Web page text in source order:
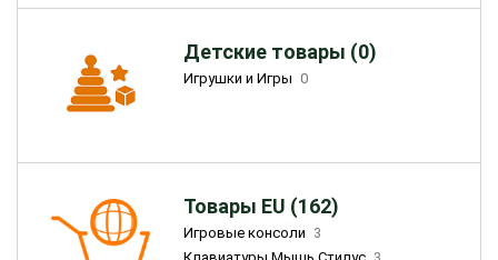
Детские товары (0)
Игрушки и Игры 0
Товары EU (162)
Игровые консоли 3